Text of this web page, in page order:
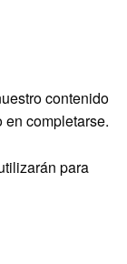
contenido
en completarse.
para